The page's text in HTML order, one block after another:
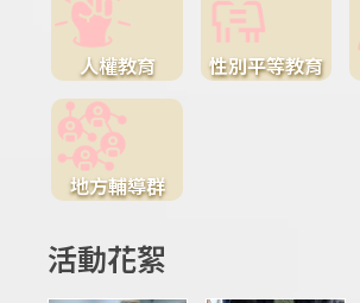
人權教育 性別平等教育
地方輔導群
活動花絮